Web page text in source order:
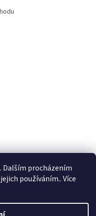
Dalším procházením
používáním.. Více